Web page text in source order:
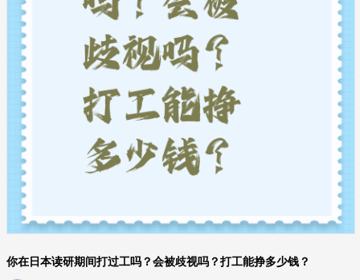
你在日本读研期间打过工吗？会被歧视吗？打工能挣多少钱？